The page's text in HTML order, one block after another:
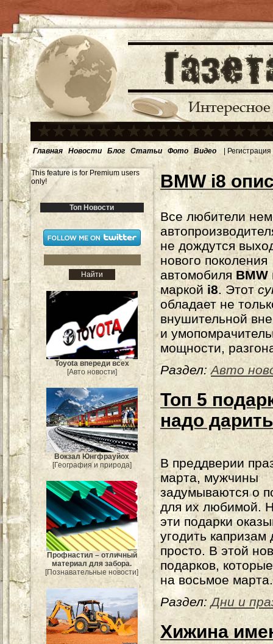
Главная Новости Блог Статьи Фото Видео | Регистрация
This feature is for Premium users
only!
Топ Новости
Toyota впереди всех
[Авто новости]
Вокзал Юнгфрауйох
[География и природа]
Профнастил – отличный
материал для забора.
[Познавательные новости]
BMW i8
Все любители
не дождутся
нового поколения
автомобиля BMW
маркой i8. Этот
обладает не
внушительной
и
мощности,
Раздел: Авто
Топ 5
надо
В преддверии
марта, мужчины
задумываются о
для их любимой.
эти подарки
угодить капризам
просто. В этой
подарков,
на восьмое марта.
Раздел: Дни и
Хижина